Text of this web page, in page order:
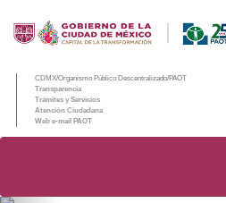
CDMX/Organismo Público Descentralizado/PAOT
Transparencia
Trámites y Servicios
Atención Ciudadana
Web e-mail PAOT